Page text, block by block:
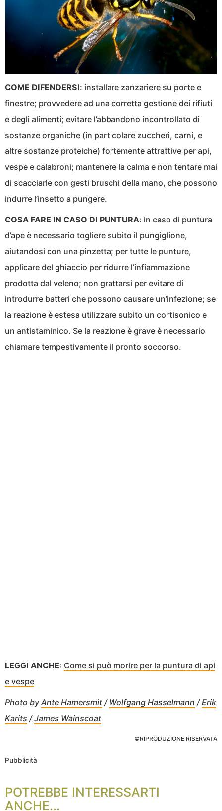
COME DIFENDERSI: installare zanzariere su porte e
finestre; provvedere ad una corretta gestione dei rifiuti
e degli alimenti; evitare l’abbandono incontrollato di
sostanze organiche (in particolare zuccheri, carni, e
altre sostanze proteiche) fortemente attrattive per api,
vespe e calabroni; mantenere la calma e non tentare mai
di scacciarle con gesti bruschi della mano, che possono
indurre l’insetto a pungere.
COSA FARE IN CASO DI PUNTURA: in caso di puntura
d’ape è necessario togliere subito il pungiglione,
aiutandosi con una pinzetta; per tutte le punture,
applicare del ghiaccio per ridurre l’infiammazione
prodotta dal veleno; non grattarsi per evitare di
introdurre batteri che possono causare un’infezione; se
la reazione è estesa utilizzare subito un cortisonico e
un antistaminico. Se la reazione è grave è necessario
chiamare tempestivamente il pronto soccorso.
LEGGI ANCHE: Come si può morire per la puntura di api
e vespe
Photo byAnte Hamersmit / Wolfgang Hasselmann /Erik
Karits /James Wainscoat
©RIPRODUZIONE RISERVATA
Pubblicità
POTREBBE INTERESSARTI
ANCHE...